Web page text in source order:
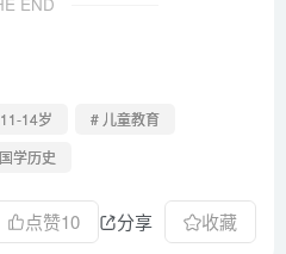
END
14岁
# 儿童教育
学历史
点赞10 分享 收藏